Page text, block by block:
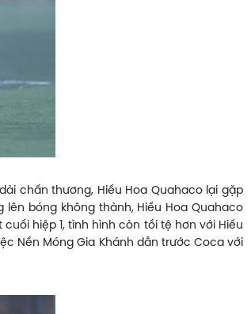
chấn thương, Hiếu Hoa Quahaco lại gặp
bóng không thành, Hiếu Hoa Quahaco
hiệp 1, tình hình còn tồi tệ hơn với Hiếu
Nền Móng Gia Khánh dẫn trước Coca với